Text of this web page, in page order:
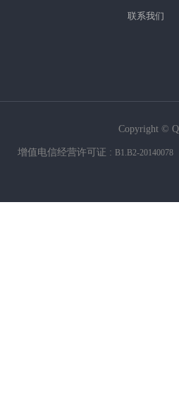
联系我们
Copyright ©
增值电信经营许可证 : B1.B2-20140078